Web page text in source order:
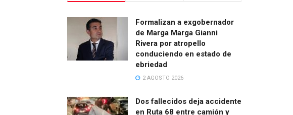
Formalizan a exgobernador
de Marga Marga Gianni
Rivera por atropello
conduciendo en estado de
ebriedad
2 AGOSTO 2026
Dos fallecidos deja accidente
en Ruta 68 entre camión y